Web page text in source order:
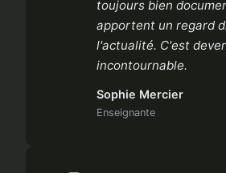
toujours bien
apportent un regard
l'actualité. C'est
incontournable.
Sophie Mercier
Enseignante